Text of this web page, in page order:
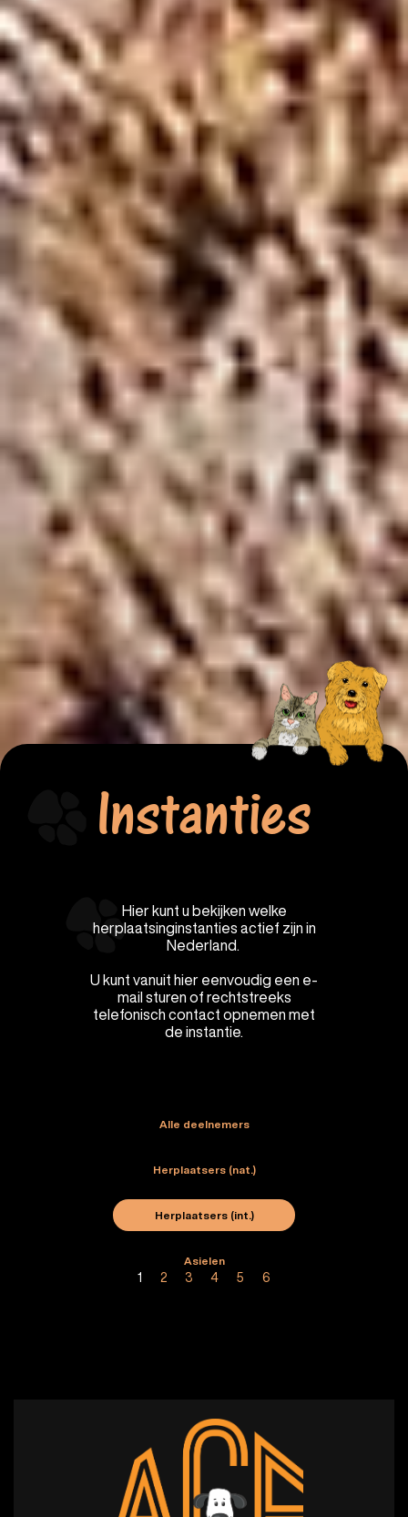
Instanties
Hier kunt u bekijken welke
herplaatsinginstanties actief zijn in
Nederland.
U kunt vanuit hier eenvoudig een e-
mail sturen of rechtstreeks
telefonisch contact opnemen met
de instantie.
Alle deelnemers
Herplaatsers (nat.)
Herplaatsers (int.)
Asielen
1 2 3 4 5 6